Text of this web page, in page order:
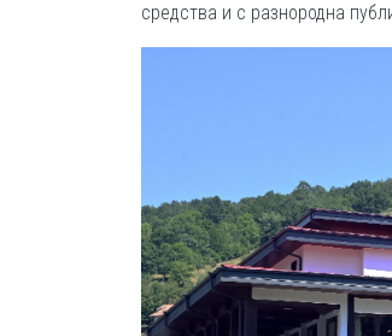
средства и с разнородна